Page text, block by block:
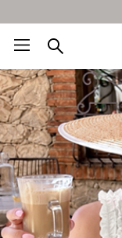
BEST100🤍 NEW5%